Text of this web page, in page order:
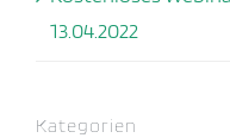
13.04.2022
Kategorien